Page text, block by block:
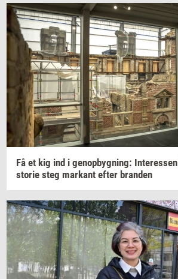
Få et kig ind i genop­byg­ning: In­ter­es­sen
sto­rie steg mar­kant efter bran­den